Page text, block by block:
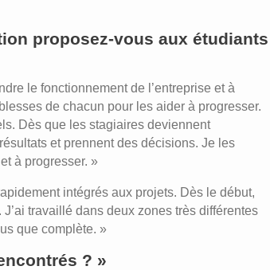
proposez-vous aux étudiants
le fonctionnement de l’entreprise et à
de chacun pour les aider à progresser.
Dès que les stagiaires deviennent
et prennent des décisions. Je les
à progresser. »
intégrés aux projets. Dès le début,
travaillé dans deux zones très différentes
que complète. »
? »